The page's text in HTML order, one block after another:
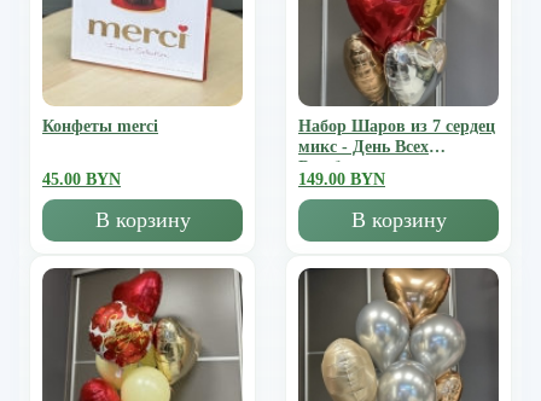
Конфеты merci
45.00 BYN
В корзину
Набор Шаров из 7 сердец
микс - День Всех
Влюбленных
149.00 BYN
В корзину